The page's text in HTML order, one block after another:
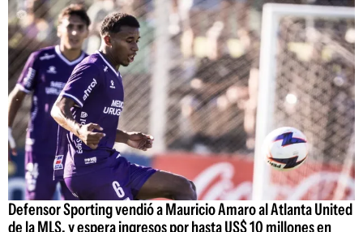
Defensor Sporting vendió a Mauricio Amaro al Atlanta United
de la MLS, y espera ingresos por hasta US$ 10 millones en